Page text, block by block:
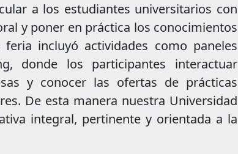
a los estudiantes universitarios con
y poner en práctica los conocimientos
incluyó actividades como paneles
donde los participantes interactuar
y conocer las ofertas de prácticas
De esta manera nuestra Universidad
integral, pertinente y orientada a la